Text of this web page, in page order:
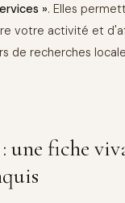
». Elles
votre activité et
de recherches
une fiche